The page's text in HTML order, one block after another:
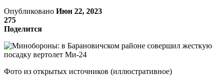
Опубликовано Июн 22, 2023
275
Поделится
Фото из открытых источников (иллюстративное)